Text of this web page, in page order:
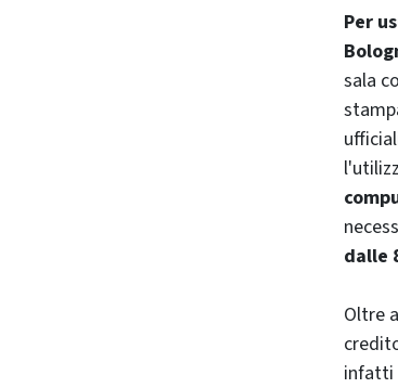
Per
sala
dalle
Oltre
infatti